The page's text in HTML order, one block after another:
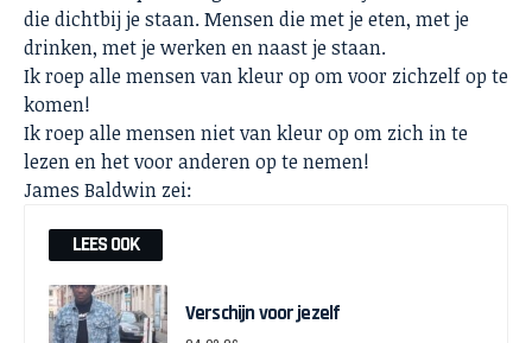
die dichtbij je staan. Mensen die met je eten, met je
drinken, met je werken en naast je staan.
Ik roep alle mensen van kleur op om voor zichzelf op te
komen!
Ik roep alle mensen niet van kleur op om zich in te
lezen en het voor anderen op te nemen!
James Baldwin zei:
LEES OOK
Verschijn voor jezelf